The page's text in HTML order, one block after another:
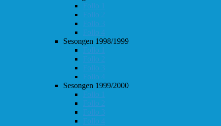
Follo 1
Follo 2
Follo 3
Follo 4
Sesongen 1998/1999
Follo 1
Follo 2
Follo 3
Follo 4
Sesongen 1999/2000
Follo 1
Follo 2
Follo 3
Follo 4